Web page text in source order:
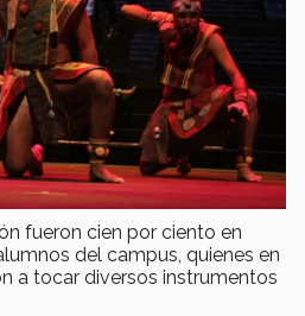
fueron cien por ciento en
del campus, quienes en
a tocar diversos instrumentos